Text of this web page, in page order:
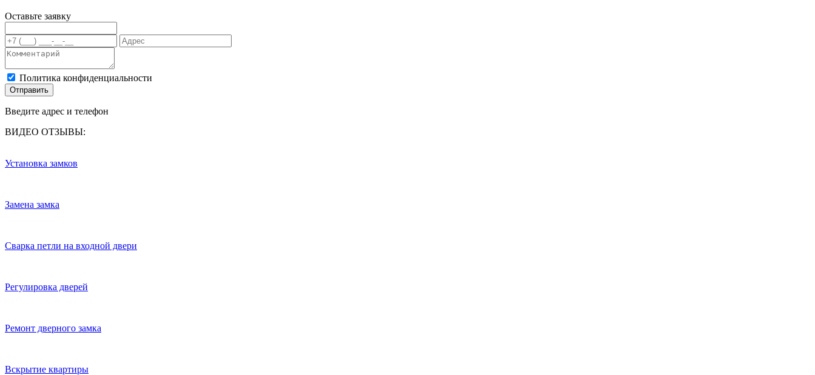
Оставьте заявку
Политика конфиденциальности
Отправить
Введите адрес и телефон
ВИДЕО ОТЗЫВЫ:
Установка замков
Замена замка
Сварка петли на входной двери
Регулировка дверей
Ремонт дверного замка
Вскрытие квартиры